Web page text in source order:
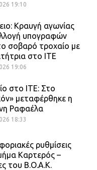
19:10
Κραυγή αγωνίας
υπογραφών
σοβαρό τροχαίο με
στο ΙΤΕ
19:06
στο ΙΤΕ: Στο
μεταφέρθηκε η
Ραφαέλα
18:33
ρυθμίσεις
Καρτερός –
του Β.Ο.Α.Κ.